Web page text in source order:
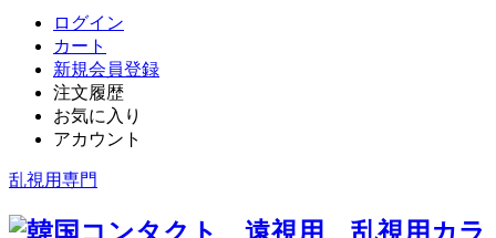
ログイン
カート
新規会員登録
注文履歴
お気に入り
アカウント
乱視用専門